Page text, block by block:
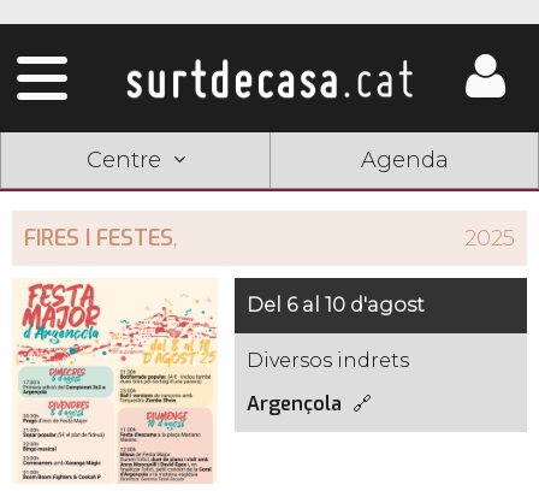
Centre Agenda
FIRES I FESTES, 2025
Del 6 al 10 d'agost
Diversos indrets
Argençola